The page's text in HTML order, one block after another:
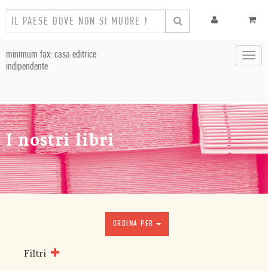
minimum fax: casa editrice
indipendente
I nostri libri
ORDINA PER
Filtri